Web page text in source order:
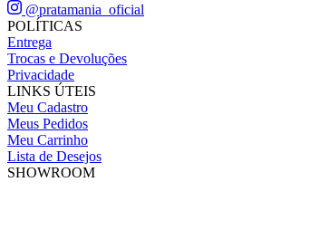
@pratamania_oficial
POLÍTICAS
Entrega
Trocas e Devoluções
Privacidade
LINKS ÚTEIS
Meu Cadastro
Meus Pedidos
Meu Carrinho
Lista de Desejos
SHOWROOM